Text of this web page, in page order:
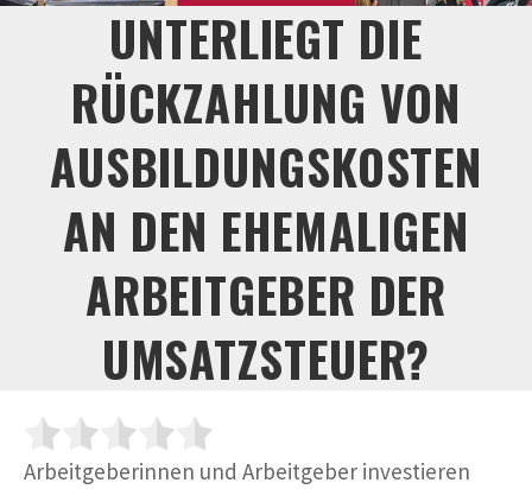
UNTERLIEGT DIE
RÜCKZAHLUNG VON
AUSBILDUNGSKOSTEN
AN DEN EHEMALIGEN
ARBEITGEBER DER
UMSATZSTEUER?
Arbeitgeberinnen und Arbeitgeber investieren